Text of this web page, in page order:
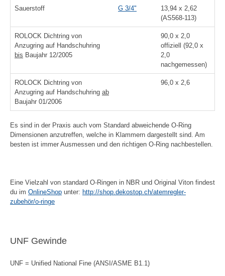
Sauerstoff G 3/4"
13,94 x 2,62
(AS568-113)
ROLOCK Dichtring von
Anzugring auf Handschuhring
bis Baujahr 12/2005
90,0 x 2,0
offiziell (92,0 x
2,0
nachgemessen)
ROLOCK Dichtring von
Anzugring auf Handschuhring ab
Baujahr 01/2006
96,0 x 2,6
Es sind in der Praxis auch vom Standard abweichende O-Ring
Dimensionen anzutreffen, welche in Klammern dargestellt sind. Am
besten ist immer Ausmessen und den richtigen O-Ring nachbestellen.
Eine Vielzahl von standard O-Ringen in NBR und Original Viton findest
du im OnlineShop unter: http://shop.dekostop.ch/atemregler-
zubehör/o-ringe
UNF Gewinde
UNF = Unified National Fine (ANSI/ASME B1.1)